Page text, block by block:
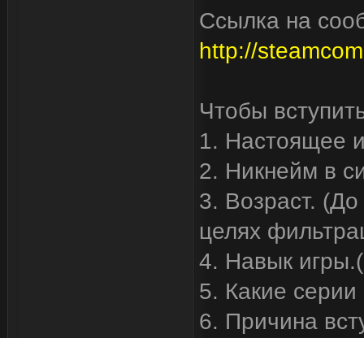
Ссылка на
http://
Чтобы
1. Настоящее
2. Никнейм в
3. Возраст.
целях
4. Навык
5. Какие
6. Причина